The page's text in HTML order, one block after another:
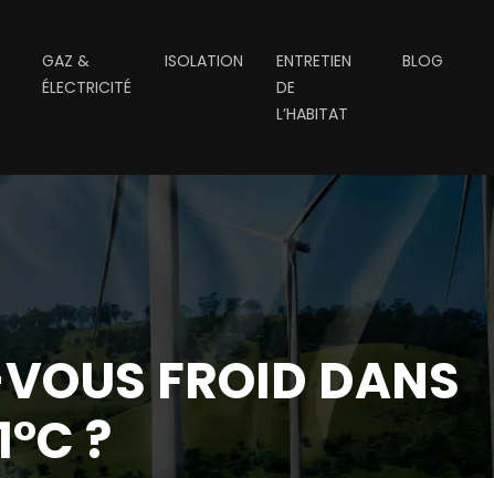
GAZ &
ÉLECTRICITÉ
ISOLATION
ENTRETIEN
DE
L’HABITAT
BLOG
FROID DANS
?